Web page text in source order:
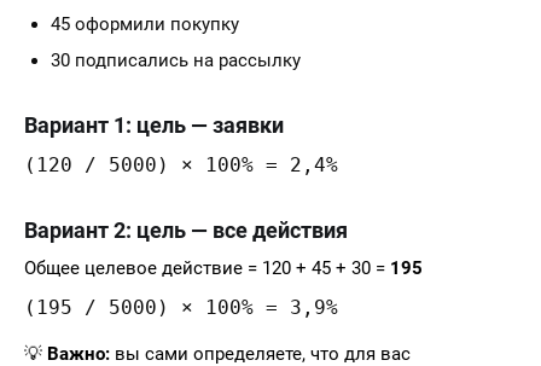
45 оформили покупку
30 подписались на рассылку
Вариант 1: цель — заявки
(120 / 5000) × 100% = 2,4%
Вариант 2: цель — все действия
Общее целевое действие = 120 + 45 + 30 = 195
(195 / 5000) × 100% = 3,9%
💡 Важно: вы сами определяете, что для вас